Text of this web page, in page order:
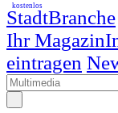
StadtBranche
Ihr Magazin
kostenlos
eintragen